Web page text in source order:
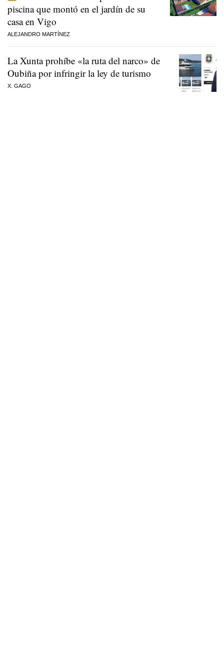
piscina que montó en el jardín de su
casa en Vigo
ALEJANDRO MARTÍNEZ
La Xunta prohíbe «la ruta del narco» de
Oubiña por infringir la ley de turismo
X. GAGO